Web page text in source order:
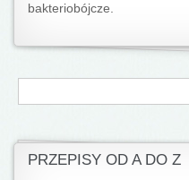
bakteriobójcze.
Formularz
Szukaj
PRZEPISY OD A DO Z